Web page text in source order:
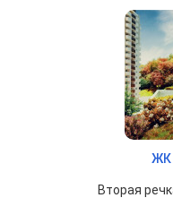
ЖК
Вторая